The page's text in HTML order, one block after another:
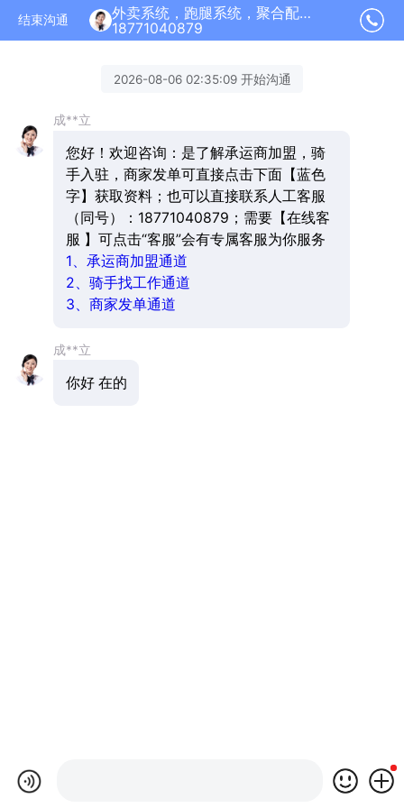
结束沟通
外卖系统，跑腿系统，聚合配送加盟正在为您服务
18771040879
2026-08-06 02:35:09 开始沟通
成**立
您好！欢迎咨询：是了解承运商加盟，骑
手入驻，商家发单可直接点击下面【蓝色
字】获取资料；也可以直接联系人工客服
（同号）：18771040879；需要【在线客
服 】可点击“客服”会有专属客服为你服务
1、承运商加盟通道
2、骑手找工作通道
3、商家发单通道
成**立
你好 在的